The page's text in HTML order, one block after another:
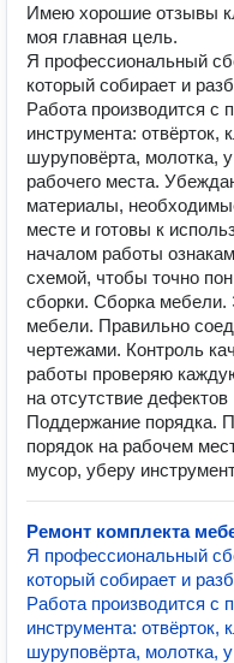
Имею хорошие отзывы
моя главная цель.
Я профессиональный
который собирает и
Работа производится с
инструмента: отвёрток,
шуруповёрта, молотка,
рабочего места.
материалы,
месте и готовы к
началом работы
схемой, чтобы точно
сборки. Сборка мебели.
мебели. Правильно
чертежами. Контроль
работы проверяю
на отсутствие
Поддержание порядка.
порядок на рабочем
мусор, уберу
Ремонт комплекта
Я профессиональный
который собирает и
Работа производится с
инструмента: отвёрток,
шуруповёрта, молотка,